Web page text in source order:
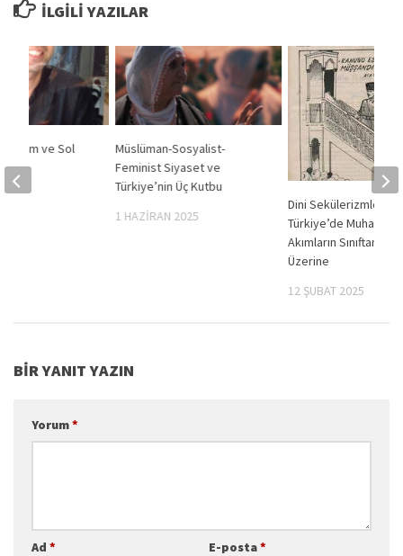
İLGILI YAZILAR
Müslüman-Sosyalist-
Feminist Siyaset ve
Türkiye’nin Üç Kutbu
1 HAZIRAN 2025
Dini Sekülerizmler:
Türkiye’de Muhalif
Akımların Sınıftan
Üzerine
12 ŞUBAT 2025
İslam ve Sol
BIR YANIT YAZIN
Yorum*
Ad * E-posta*